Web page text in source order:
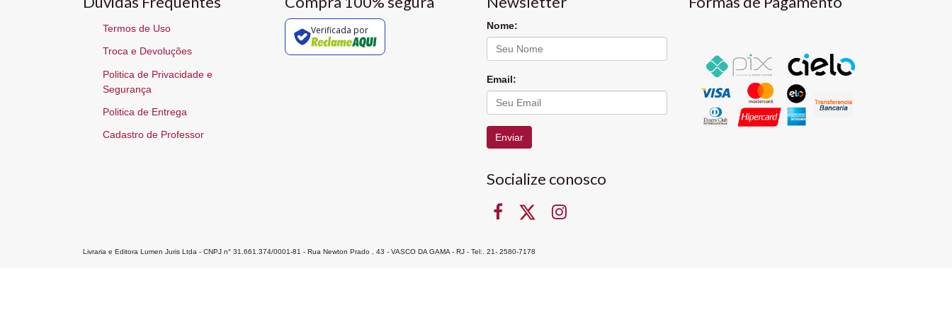
Termos de Uso
Troca e Devoluções
Politica de Privacidade e
Segurança
Politica de Entrega
Cadastro de Professor
Verificada por Nome:
Email:
Enviar
Socialize conosco
Livraria e Editora Lumen Juris Ltda - CNPJ n° 31.661.374/0001-81 - Rua Newton Prado , 43 - VASCO DA GAMA - RJ - Tel:. 21- 2580-7178